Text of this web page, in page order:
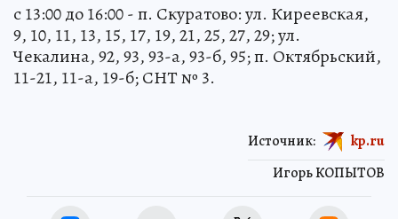
с 13:00 до 16:00 - п. Скуратово: ул. Киреевская,
9, 10, 11, 13, 15, 17, 19, 21, 25, 27, 29; ул.
Чекалина, 92, 93, 93-а, 93-б, 95; п. Октябрьский,
11-21, 11-а, 19-б; СНТ № 3.
Игорь КОПЫТОВ
Источник: kp.ru